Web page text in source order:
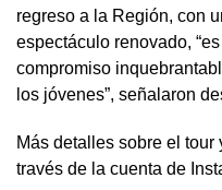
regreso a la Región, con
espectáculo renovado,
compromiso
los jóvenes”, señalaron
Más detalles sobre el
través de la cuenta de